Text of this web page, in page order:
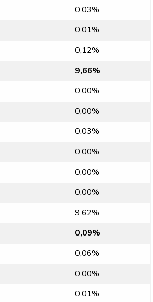
0,03%
0,01%
0,12%
9,66%
0,00%
0,00%
0,03%
0,00%
0,00%
0,00%
9,62%
0,09%
0,06%
0,00%
0,01%